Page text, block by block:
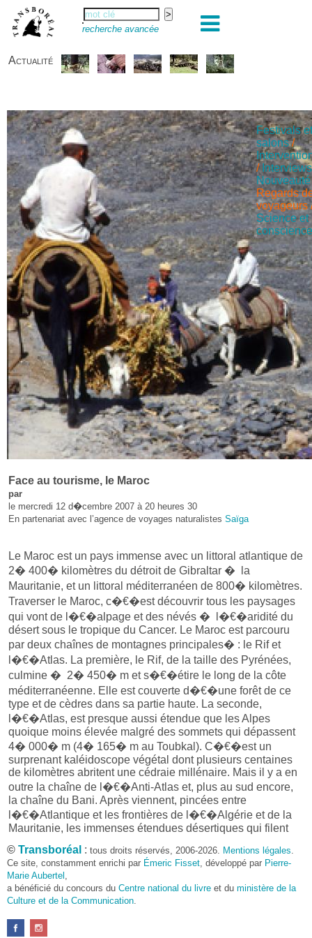
recherche avancée
Actualité
Festivals
salons /
/ Interviews
Nouveauté
Regards
voyageurs
Science et
Face au tourisme, le Maroc
par
le mercredi 12 d�cembre 2007 à 20 heures 30
En partenariat avec l’agence de voyages naturalistes Saïga
Le Maroc est un pays immense avec un littoral atlantique de
2� 400� kilomètres du détroit de Gibraltar � la
Mauritanie, et un littoral méditerranéen de 800� kilomètres.
Traverser le Maroc, c�€�est découvrir tous les paysages
qui vont de l�€�alpage et des névés � l�€�aridité du
désert sous le tropique du Cancer. Le Maroc est parcouru
par deux chaînes de montagnes principales� : le Rif et
l�€�Atlas. La première, le Rif, de la taille des Pyrénées,
culmine � 2� 450� m et s�€�étire le long de la côte
méditerranéenne. Elle est couverte d�€�une forêt de ce
type et de cèdres dans sa partie haute. La seconde,
l�€�Atlas, est presque aussi étendue que les Alpes
quoique moins élevée malgré des sommets qui dépassent
4� 000� m (4� 165� m au Toubkal). C�€�est un
surprenant kaléidoscope végétal dont plusieurs centaines
de kilomètres abritent une cédraie millénaire. Mais il y a en
outre la chaîne de l�€�Anti-Atlas et, plus au sud encore,
la chaîne du Bani. Après viennent, pincées entre
l�€�Atlantique et les frontières de l�€�Algérie et de la
Mauritanie, les immenses étendues désertiques qui filent
vers l�€�Afrique de l�€�Ouest. On oublierait
l�€�essentiel si on n�€�évoquait pas l�€�influence
océanique pluvieuse� : Maroc des marais littoraux, des
prairies herbeuses et fleuries, de la forêt de chênes-lièges,
pays portant l�€�empreinte des dynasties et des grands
des Andalous de Grenade et de Cordoue, Maroc agricole et
© Transboréal : tous droits réservés, 2006-2026. Mentions légales.
Ce site, constamment enrichi par Émeric Fisset, développé par Pierre-
Marie Aubertel ,
a bénéficié du concours du Centre national du livre et du ministère de la
Culture et de la Communication.